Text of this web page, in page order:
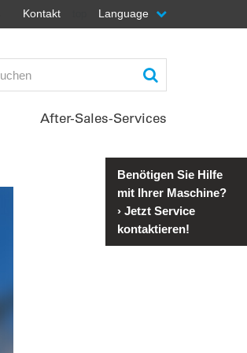
Kontakt Language
After-Sales-Services
Benötigen Sie Hilfe
mit Ihrer Maschine?
› Jetzt Service
kontaktieren!